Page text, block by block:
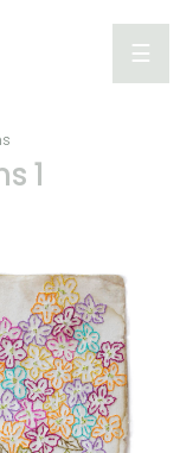
☰
1